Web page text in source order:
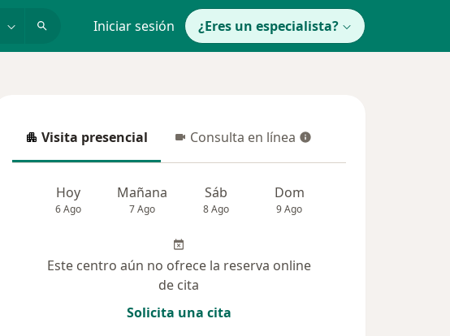
Iniciar sesión ¿Eres un especialista?
Visita presencial
Visita presencial Consulta en línea
Consulta en línea
Hoy
6 Ago
Mañana
7 Ago
Sáb
8 Ago
Dom
9 Ago
Este centro aún no ofrece la reserva online
de cita
Solicita una cita